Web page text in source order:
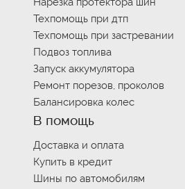
Техпомощь при дтп
Техпомощь при застревании
Подвоз топлива
Запуск аккумулятора
Ремонт порезов, проколов
Балансировка колес
В помощь
Доставка и оплата
Купить в кредит
Шины по автомобилям